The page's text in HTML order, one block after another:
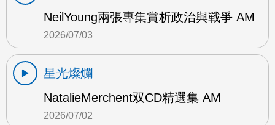
NeilYoung兩張專集賞析政治與戰爭 AM
2026/07/03
星光燦爛
NatalieMerchent双CD精選集 AM
2026/07/02